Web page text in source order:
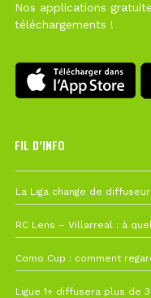
Nos applications
téléchargements !
FIL D’INFO